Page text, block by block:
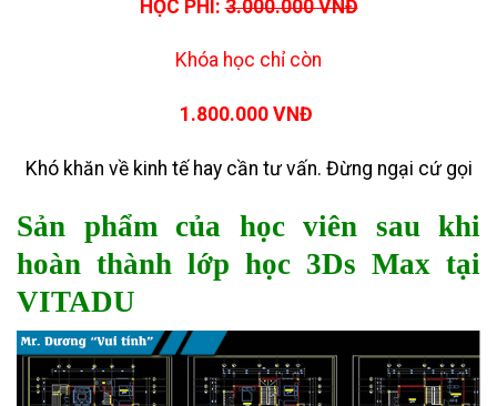
HỌC PHÍ:3.000.000 VNĐ
Khóa học chỉ còn
1.800.000 VNĐ
Khó khăn về kinh tế hay cần tư vấn. Đừng ngại cứ gọi
Sản phẩm của học viên sau khi
hoàn thành lớp học 3Ds Max tại
VITADU